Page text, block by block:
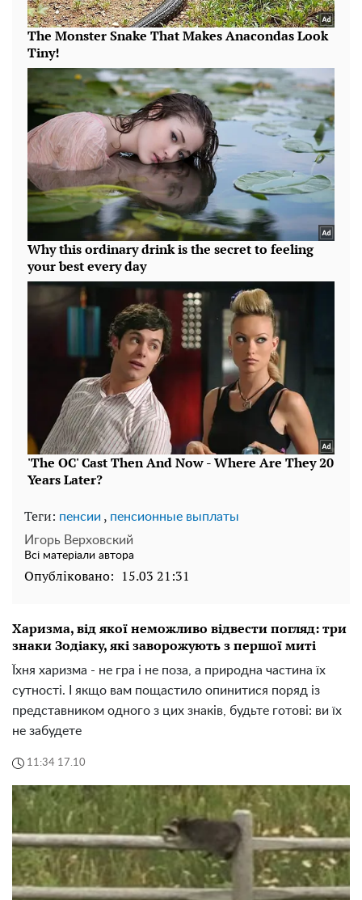
Теги: пенсии , пенсионные выплаты
Игорь Верховский
Всі матеріали автора
Опубліковано: 15.03 21:31
Харизма, від якої неможливо відвести погляд: три
знаки Зодіаку, які заворожують з першої миті
Їхня харизма - не гра і не поза, а природна частина їх
сутності. І якщо вам пощастило опинитися поряд із
представником одного з цих знаків, будьте готові: ви їх
не забудете
11:34 17.10